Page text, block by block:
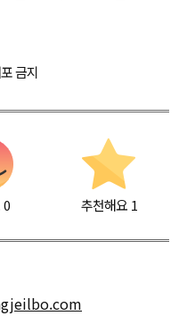
금지
0 추천해요 1